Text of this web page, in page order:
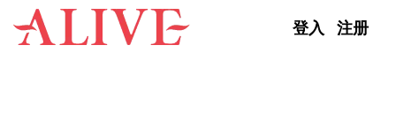
Skip to content
登入 注册